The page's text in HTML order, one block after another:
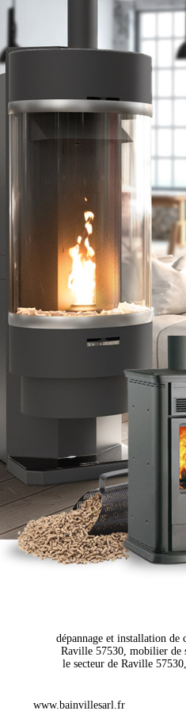
dépannage et installation
Raville 57530, mobilier de
le secteur de Raville
www.bainvillesarl.fr